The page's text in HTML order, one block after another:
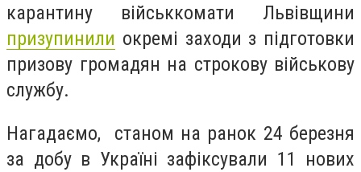
карантину військкомати Львівщини
призупинили окремі заходи з підготовки
призову громадян на строкову військову
службу.
Нагадаємо, станом на ранок 24 березня
за добу в Україні зафіксували 11 нових